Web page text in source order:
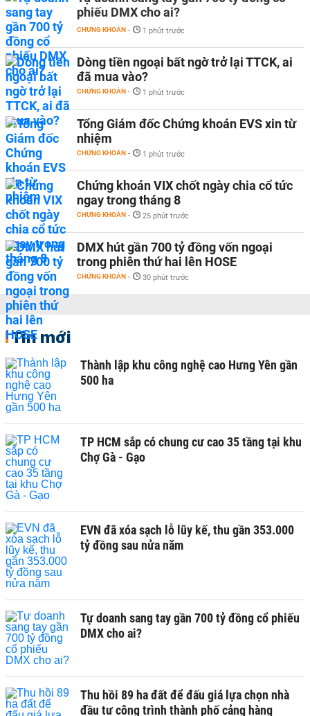
phiếu DMX cho ai?
CHỨNG KHOÁN - 1 phút trước
Dòng tiền ngoại bất ngờ trở lại TTCK, ai
đã mua vào?
CHỨNG KHOÁN - 1 phút trước
Tổng Giám đốc Chứng khoán EVS xin từ
nhiệm
CHỨNG KHOÁN - 1 phút trước
Chứng khoán VIX chốt ngày chia cổ tức
ngay trong tháng 8
CHỨNG KHOÁN - 25 phút trước
DMX hút gần 700 tỷ đồng vốn ngoại
trong phiên thứ hai lên HOSE
CHỨNG KHOÁN - 30 phút trước
Tin mới
Thành lập khu công nghệ cao Hưng Yên gần
500 ha
TP HCM sắp có chung cư cao 35 tầng tại khu
Chợ Gà - Gạo
EVN đã xóa sạch lỗ lũy kế, thu gần 353.000
tỷ đồng sau nửa năm
Tự doanh sang tay gần 700 tỷ đồng cổ phiếu
DMX cho ai?
Thu hồi 89 ha đất để đấu giá lựa chọn nhà
đầu tư công trình thành phố cảng hàng